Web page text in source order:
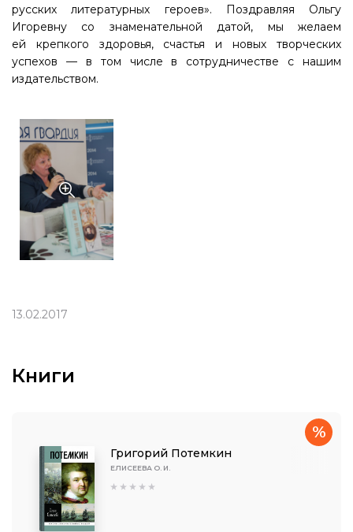
русских литературных героев». Поздравляя Ольгу
Игоревну со знаменательной датой, мы желаем
ей крепкого здоровья, счастья и новых творческих
успехов — в том числе в сотрудничестве с нашим
издательством.
13.02.2017
Книги
Григорий Потемкин
ЕЛИСЕЕВА О. И.
%